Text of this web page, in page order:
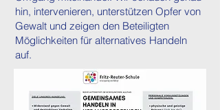
hin, intervenieren, unterstützen Opfer von
Gewalt und zeigen den Beteiligten
Möglichkeiten für alternatives Handeln
auf.